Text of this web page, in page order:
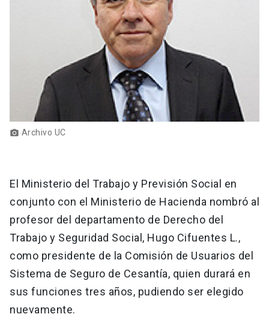
photo_camera Archivo UC
El Ministerio del Trabajo y Previsión Social en
conjunto con el Ministerio de Hacienda nombró al
profesor del departamento de Derecho del
Trabajo y Seguridad Social, Hugo Cifuentes L.,
como presidente de la Comisión de Usuarios del
Sistema de Seguro de Cesantía, quien durará en
sus funciones tres años, pudiendo ser elegido
nuevamente.